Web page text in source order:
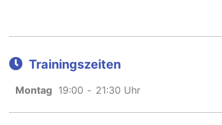
Trainingszeiten
Montag 19:00 - 21:30 Uhr